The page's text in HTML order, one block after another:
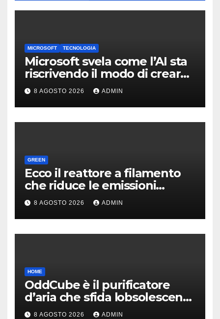
MICROSOFT TECNOLOGIA
Microsoft svela come l’AI sta
riscrivendo il modo di creare
software
8 AGOSTO 2026 ADMIN
GREEN
Ecco il reattore a filamento
che riduce le emissioni
dell’industria chimica
8 AGOSTO 2026 ADMIN
HOME
OddCube è il purificatore
d’aria che sfida lobsolescenza
programmata
8 AGOSTO 2026 ADMIN